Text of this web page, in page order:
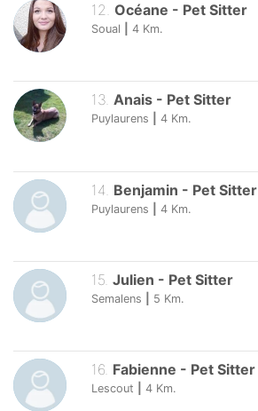
12. Océane - Pet Sitter
Soual 4 Km.
13. Anais - Pet Sitter
Puylaurens 4 Km.
14 Benjamin - Pet Sitter
Puylaurens 4 Km.
15 Julien - Pet Sitter
Semalens 5 Km.
16 Fabienne - Pet Sitter
Lescout 4 Km.